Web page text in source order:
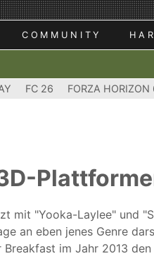
COMMUNITY
FC 26 FORZA HORIZON
mit "Yooka-Laylee" und
an eben jenes Genre
im Jahr 2013